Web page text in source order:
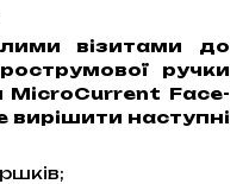
візитами до
ручки
MicroCurrent Face-
вирішити наступні